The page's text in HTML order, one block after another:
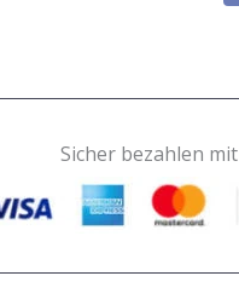
Sicher bezahlen mit